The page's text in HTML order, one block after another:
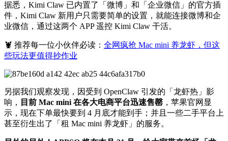
据悉，Kimi Claw 已内置了「微博」和「企业微信」的官方插
件，Kimi Claw 新用户只需要简单的设置，就能连接微博和企
业微信，通过这两个 APP 遥控 Kimi Claw 干活。
🦞 推荐每一位小伙伴必读： 全网疯抢 Mac mini 养龙虾，但这
些玩法更值得抄作业
另据我们观察发现，因受到 OpenClaw 引发的「龙虾热」影
响，
目前 Mac mini 在各大电商平台迅速售罄 ，苹果官网显
示，现在下单最快要到 4 月底才能到手；并且一些二手平台上
甚至衍生出了「租 Mac mini 养龙虾」的服务。